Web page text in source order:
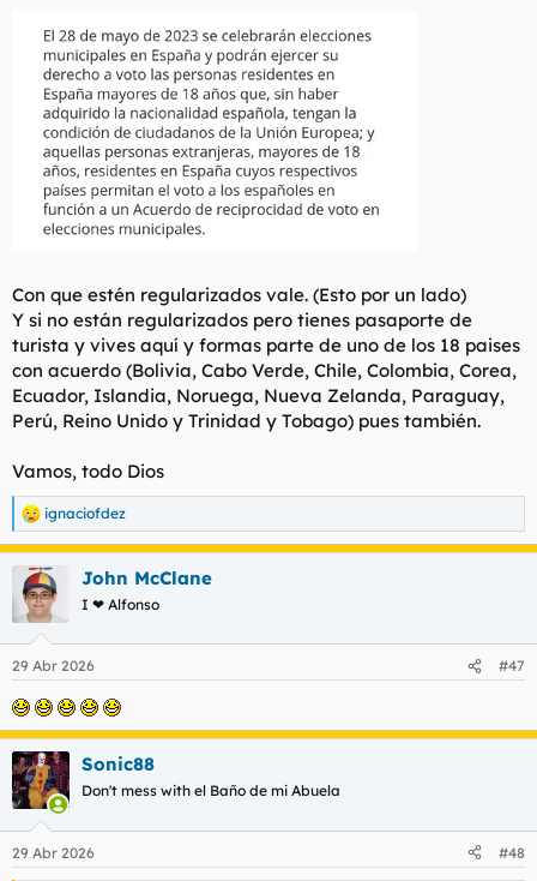
Con que estén regularizados vale. (Esto por un lado)
Y si no están regularizados pero tienes pasaporte de
turista y vives aquí y formas parte de uno de los 18 paises
con acuerdo (Bolivia, Cabo Verde, Chile, Colombia, Corea,
Ecuador, Islandia, Noruega, Nueva Zelanda, Paraguay,
Perú, Reino Unido y Trinidad y Tobago) pues también.
Vamos, todo Dios
R
e
a
c
c
e
:
ignaciofdez
John McClane
I ❤ Alfonso
29 Abr 2026 #47
Sonic88
Don't mess with el Baño de mi Abuela
29 Abr 2026 #48